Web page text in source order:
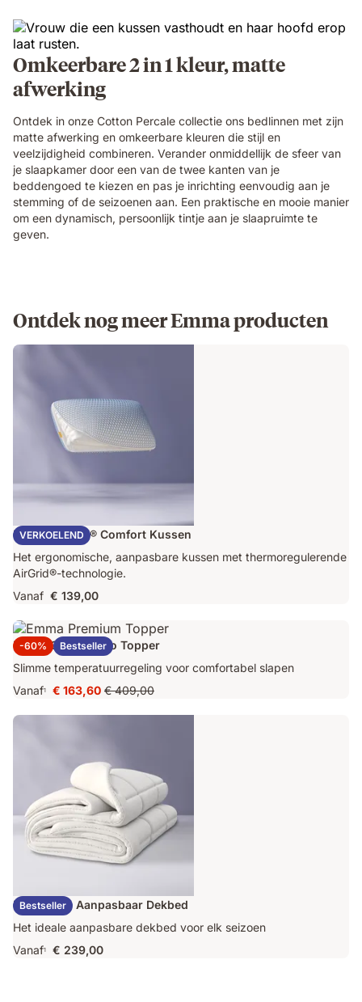
Omkeerbare 2 in 1 kleur, matte
afwerking
Ontdek in onze Cotton Percale collectie ons bedlinnen met zijn
matte afwerking en omkeerbare kleuren die stijl en
veelzijdigheid combineren. Verander onmiddellijk de sfeer van
je slaapkamer door een van de twee kanten van je
beddengoed te kiezen en pas je inrichting eenvoudig aan je
stemming of de seizoenen aan. Een praktische en mooie manier
om een dynamisch, persoonlijk tintje aan je slaapruimte te
geven.
Ontdek nog meer Emma producten
VERKOELEND
Emma AirGrid® Comfort Kussen
Het ergonomische, aanpasbare kussen met thermoregulerende
AirGrid®-technologie.
Vanaf € 139,00
-60% Bestseller
Emma Original Pro Topper
Slimme temperatuurregeling voor comfortabel slapen
Vanaf1
Prijs
€ 163,60
€ 163,60 Oorspronkelijke
prijs
€ 409,00
Bestseller
Emma Duo Aanpasbaar Dekbed
Het ideale aanpasbare dekbed voor elk seizoen
Vanaf1 € 239,00